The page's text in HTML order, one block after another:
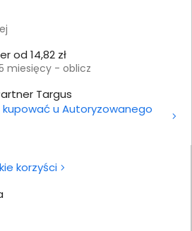
korzyści
od 14,82 zł
miesięcy - oblicz
Targus
u Autoryzowanego